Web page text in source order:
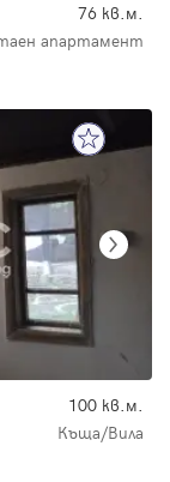
76 кв.м.
апартамент
100 кв.м.
Къща/Вила